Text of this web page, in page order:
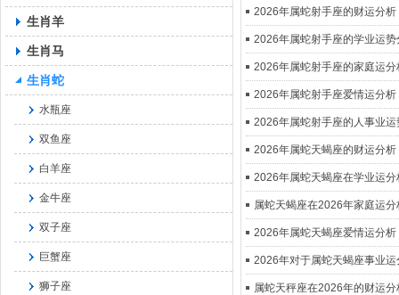
生肖羊
生肖马
生肖蛇
水瓶座
双鱼座
白羊座
金牛座
双子座
巨蟹座
狮子座
2026年属蛇射手座的财运分析
2026年属蛇射手座的学业运势
2026年属蛇射手座的家庭运分
2026年属蛇射手座爱情运分析
2026年属蛇射手座的人事业运
2026年属蛇天蝎座的财运分析
2026年属蛇天蝎座在学业运分
属蛇天蝎座在2026年家庭运分
2026年属蛇天蝎座爱情运分析
2026年对于属蛇天蝎座事业运
属蛇天秤座在2026年的财运分